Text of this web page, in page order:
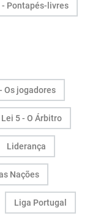
- Pontapés-livres
Os jogadores
Lei 5 - O Árbitro
Liderança
Nações
Liga Portugal